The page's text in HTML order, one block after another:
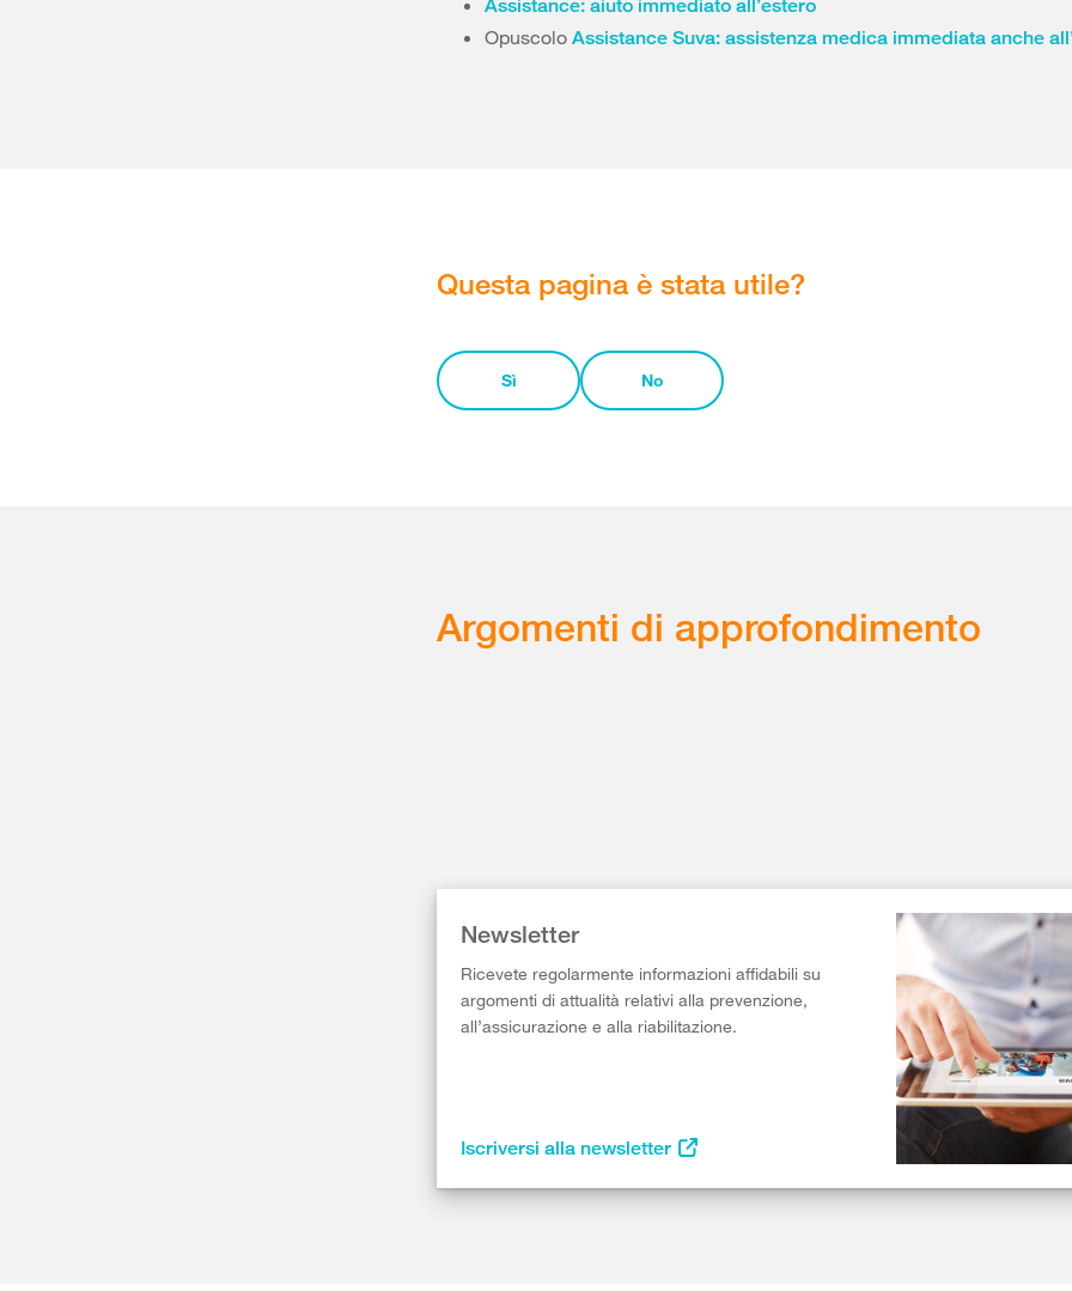
Assistance: aiuto immediato all’estero
Opuscolo Assistance Suva: assistenza medica immediata anche
Questa pagina è stata utile?
Sì No
Argomenti di approfondimento
Newsletter
Ricevete regolarmente informazioni affidabili su
argomenti di attualità relativi alla prevenzione,
all’assicurazione e alla riabilitazione.
Iscriversi alla newsletter